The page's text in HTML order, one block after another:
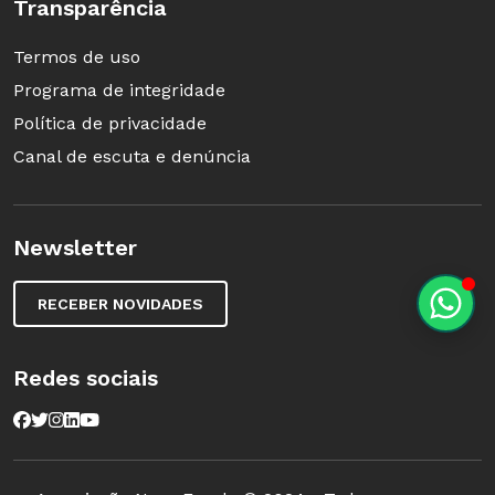
Transparência
Termos de uso
Programa de integridade
Política de privacidade
Canal de escuta e denúncia
Newsletter
RECEBER NOVIDADES
Redes sociais